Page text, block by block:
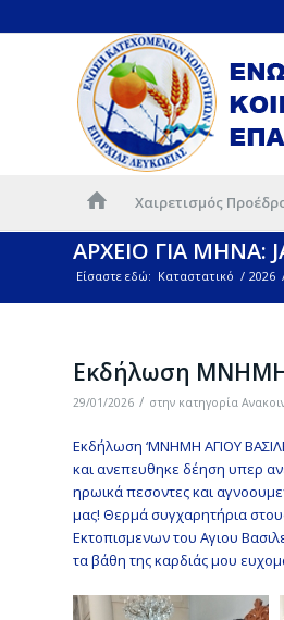
Χαιρετισμός
ΑΡΧΕΙΟ ΓΙΑ ΜΗΝΑ:
Είσαστε εδώ: Καταστατικό / 2026
Εκδήλωση ΜΝΗΜΗ
29/01/2026 / στην κατηγορία
Εκδήλωση ‘ΜΝΗΜΗ ΑΓΙΟΥ
και ανεπευθηκε δέηση υπερ
ηρωικά πεσοντες και
μας! Θερμά συγχαρητήρια
Εκτοπισμενων του Αγιου
τα βάθη της καρδιάς μου